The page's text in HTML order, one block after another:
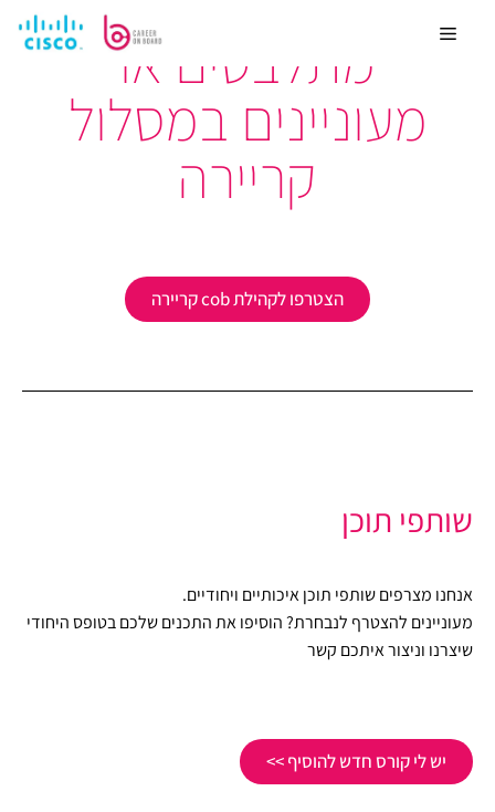
מתלבטים או
מעוניינים במסלול
קריירה
הצטרפו לקהילת cob קריירה
שותפי תוכן
אנחנו מצרפים שותפי תוכן איכותיים ויחודיים.
מעוניינים להצטרף לנבחרת? הוסיפו את התכנים שלכם בטופס היחודי
שיצרנו וניצור איתכם קשר
יש לי קורס חדש להוסיף >>